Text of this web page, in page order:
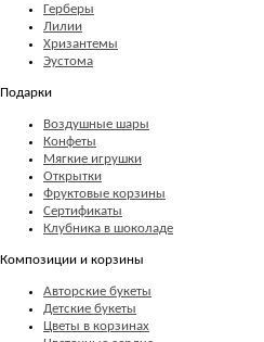
Герберы
Лилии
Хризантемы
Эустома
Подарки
Воздушные шары
Конфеты
Мягкие игрушки
Открытки
Фруктовые корзины
Сертификаты
Клубника в шоколаде
Композиции и корзины
Авторские букеты
Детские букеты
Цветы в корзинах